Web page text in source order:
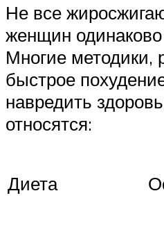
Не все
женщин
Многие методики,
быстрое
навредить
относятся:
Диета